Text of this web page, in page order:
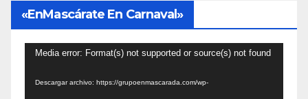
«EnMascárate En Carnaval»
Reproductor
Media error: Format(s) not supported or source(s) not found
Descargar archivo: https://grupoenmascarada.com/wp-